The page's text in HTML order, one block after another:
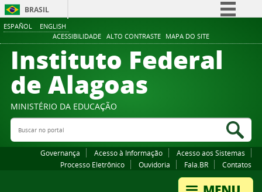
ESPAÑOL ENGLISH
ACESSIBILIDADE ALTO CONTRASTE MAPA DO SITE
BRASIL
Comunica BR
Participe
Canais
Instituto Federal
de Alagoas
MINISTÉRIO DA EDUCAÇÃO
Buscar no portal
Governança Acesso à Informação
Acesso aos Sistemas
Processo Eletrônico
Ouvidoria Fala.BR Contatos